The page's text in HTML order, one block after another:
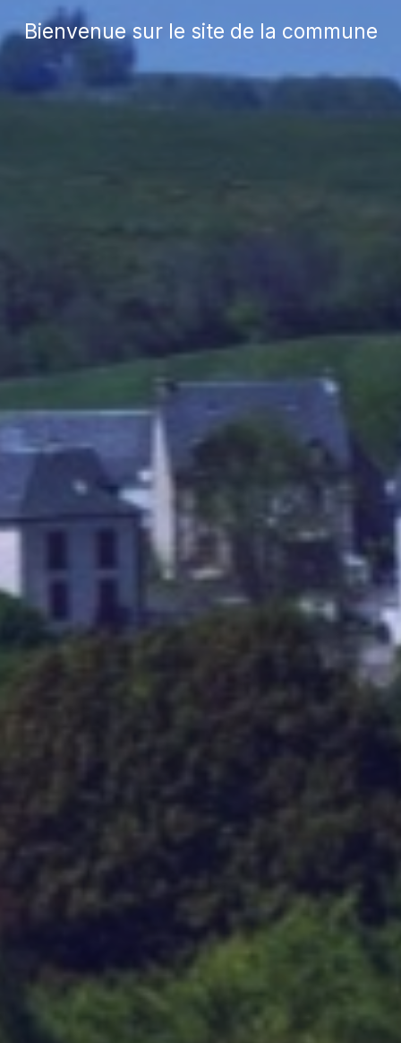
Bienvenue sur le site de la commune